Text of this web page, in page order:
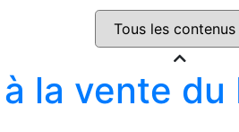
la vente